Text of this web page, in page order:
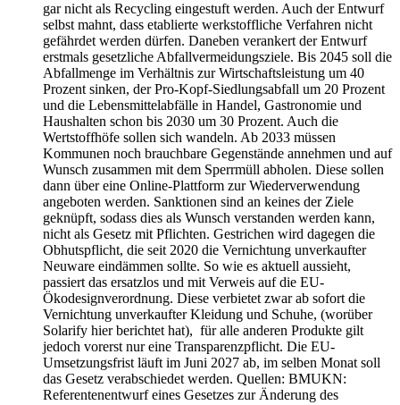
gar nicht als Recycling eingestuft werden. Auch der Entwurf
selbst mahnt, dass etablierte werkstoffliche Verfahren nicht
gefährdet werden dürfen. Daneben verankert der Entwurf
erstmals gesetzliche Abfallvermeidungsziele. Bis 2045 soll die
Abfallmenge im Verhältnis zur Wirtschaftsleistung um 40
Prozent sinken, der Pro-Kopf-Siedlungsabfall um 20 Prozent
und die Lebensmittelabfälle in Handel, Gastronomie und
Haushalten schon bis 2030 um 30 Prozent. Auch die
Wertstoffhöfe sollen sich wandeln. Ab 2033 müssen
Kommunen noch brauchbare Gegenstände annehmen und auf
Wunsch zusammen mit dem Sperrmüll abholen. Diese sollen
dann über eine Online-Plattform zur Wiederverwendung
angeboten werden. Sanktionen sind an keines der Ziele
geknüpft, sodass dies als Wunsch verstanden werden kann,
nicht als Gesetz mit Pflichten. Gestrichen wird dagegen die
Obhutspflicht, die seit 2020 die Vernichtung unverkaufter
Neuware eindämmen sollte. So wie es aktuell aussieht,
passiert das ersatzlos und mit Verweis auf die EU-
Ökodesignverordnung. Diese verbietet zwar ab sofort die
Vernichtung unverkaufter Kleidung und Schuhe, (worüber
Solarify hier berichtet hat), für alle anderen Produkte gilt
jedoch vorerst nur eine Transparenzpflicht. Die EU-
Umsetzungsfrist läuft im Juni 2027 ab, im selben Monat soll
das Gesetz verabschiedet werden. Quellen: BMUKN:
Referentenentwurf eines Gesetzes zur Änderung des